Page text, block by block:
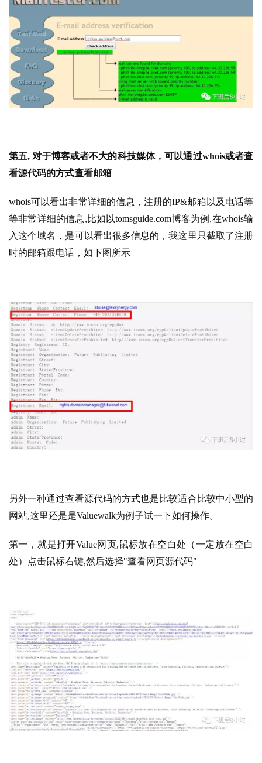
第五, 对于博客或者不大的科技媒体，可以通过whois或者查
看源代码的方式查看邮箱
whois可以看出非常详细的信息，注册的IP&邮箱以及电话等
等非常详细的信息,比如以tomsguide.com博客为例,在whois输
入这个域名，是可以看出很多信息的，我这里只截取了注册
时的邮箱跟电话，如下图所示
另外一种通过查看源代码的方式也是比较适合比较中小型的
网站,这里还是是Valuewalk为例子试一下如何操作。
第一，就是打开Value网页,鼠标放在空白处（一定放在空白
处）点击鼠标右键,然后选择"查看网页源代码"